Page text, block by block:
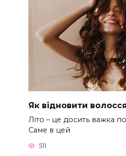
Як відновити
Літо – це досить важка
Саме в цей
511